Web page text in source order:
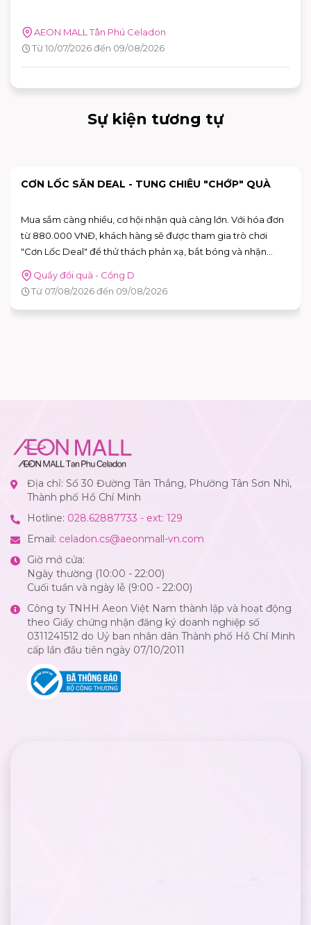
AEON MALL Tân Phú Celadon
Từ 10/07/2026 đến 09/08/2026
Sự kiện tương tự
POP-UP EVENT "THƯỞNG VỊ HÈ" LẦN ĐẦU TIÊN CÓ
Sau Hà Nội, Pop-up Event "Thưởng Vị Hè cùng Sữa ngon
truyền đời" của Mộc Châu Creamery chính thức dừng chân
tại TP.HCM. Trong hai ngày 08–09/08/2026, khách hàng sẽ
gia nhiều hoạt động tương tác thú vị và nhận quà tặng phiên
Sảnh Kết Nối
Từ 08/08/2026 đến 09/08/2026
Địa chỉ: Số 30 Đường Tân Thắng, Phường Tân Sơn Nhì,
Thành phố Hồ Chí Minh
Hotline: 028.62887733 - ext: 129
Email: celadon.cs@aeonmall-vn.com
Giờ mở cửa:
Ngày thường (10:00 - 22:00)
Cuối tuần và ngày lễ (9:00 - 22:00)
Công ty TNHH Aeon Việt Nam thành lập và hoạt động
theo Giấy chứng nhận đăng ký doanh nghiệp số
0311241512 do Uỷ ban nhân dân Thành phố Hồ Chí Minh
cấp lần đầu tiên ngày 07/10/2011